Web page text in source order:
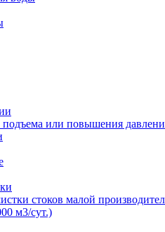
или повышения
стоков малой
м3/сут.)